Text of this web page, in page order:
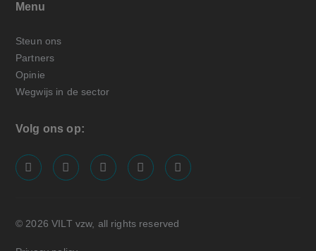
Menu
Steun ons
Partners
Opinie
Wegwijs in de sector
Volg ons op:
screenreader.visit us on our facebook page: https://
screenreader.visit us on our linkedin page:
screenreader.visit us on our
screenreader.visit us on our x
screenreader.visit us on
© 2026 VILT vzw, all rights reserved